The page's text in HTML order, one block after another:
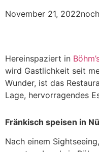
November 21, 2022
Hereinspaziert in
wird Gastlichkeit seit
Wunder, ist das
Lage, hervorragendes
Fränkisch speisen in
Nach einem